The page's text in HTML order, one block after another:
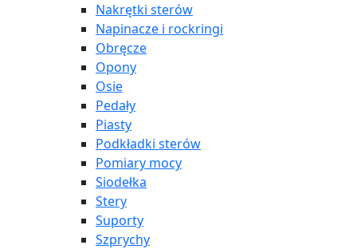
Nakrętki sterów
Napinacze i rockringi
Obręcze
Opony
Osie
Pedały
Piasty
Podkładki sterów
Pomiary mocy
Siodełka
Stery
Suporty
Szprychy